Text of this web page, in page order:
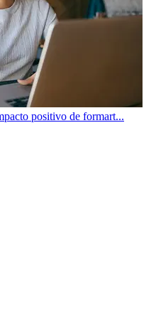
positivo de formart...